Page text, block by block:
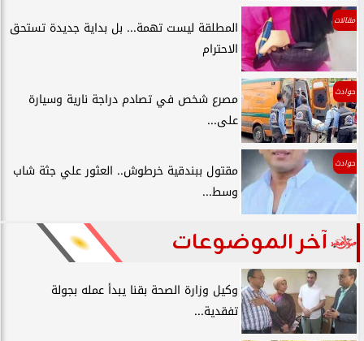
مقالات
المطلقة ليست تهمة... بل بداية جديدة تستحق
الاحترام
حوادث
مصرع شخص في تصادم دراجة نارية وسيارة
على...
حوادث
مقتول ببندقية خرطوش.. العثور علي جثة شاب
وسط...
آخر الموضوعات
وكيل وزارة الصحة بقنا يبدأ عمله بجولة
تفقدية...